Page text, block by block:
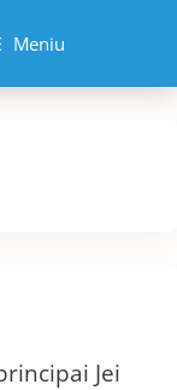
Meniu
Jei